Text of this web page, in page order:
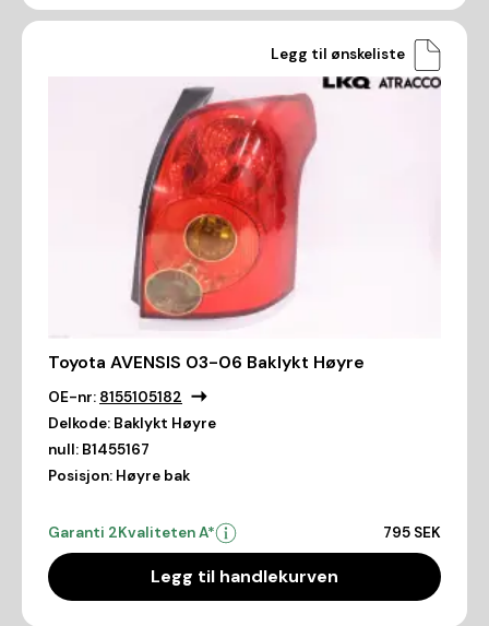
Legg til ønskeliste
Toyota AVENSIS 03-06 Baklykt Høyre
OE-nr: 8155105182
Delkode: Baklykt Høyre
null: B1455167
Posisjon: Høyre bak
Garanti 2Kvaliteten A* 795 SEK
Legg til handlekurven